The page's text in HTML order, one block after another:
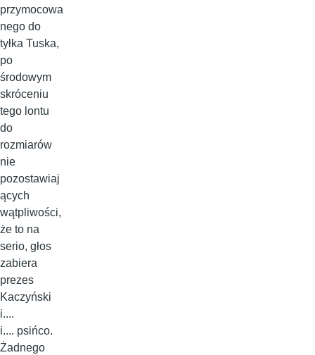
przymocowa
nego do
tyłka Tuska,
po
środowym
skróceniu
tego lontu
do
rozmiarów
nie
pozostawiaj
ących
wątpliwości,
że to na
serio, głos
zabiera
prezes
Kaczyński
i....
i.... psińco.
Żadnego